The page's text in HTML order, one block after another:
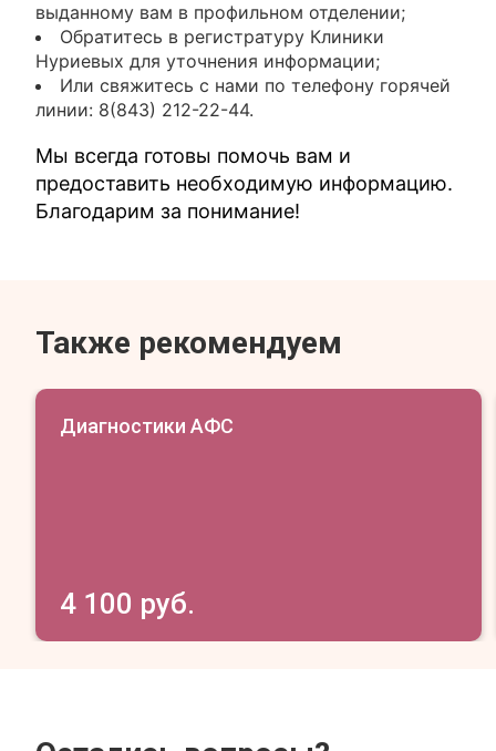
выданному вам в профильном отделении;
Обратитесь в регистратуру Клиники
Нуриевых для уточнения информации;
Или свяжитесь с нами по телефону горячей
линии: 8(843) 212-22-44.
Мы всегда готовы помочь вам и
предоставить необходимую информацию.
Благодарим за понимание!
Также рекомендуем
Диагностики АФС
4 100 руб.